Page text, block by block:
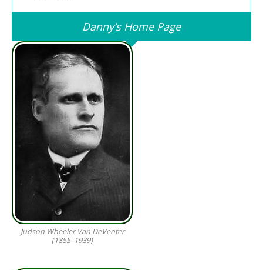
Danny’s Home Page
Judson Wheeler Van DeVenter
(1855–1939)